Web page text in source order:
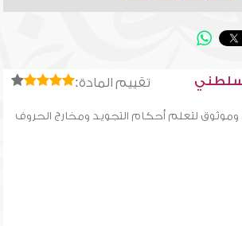
تقييم المادة:
لتعلم أحكام التجويد ومخارج الحروف